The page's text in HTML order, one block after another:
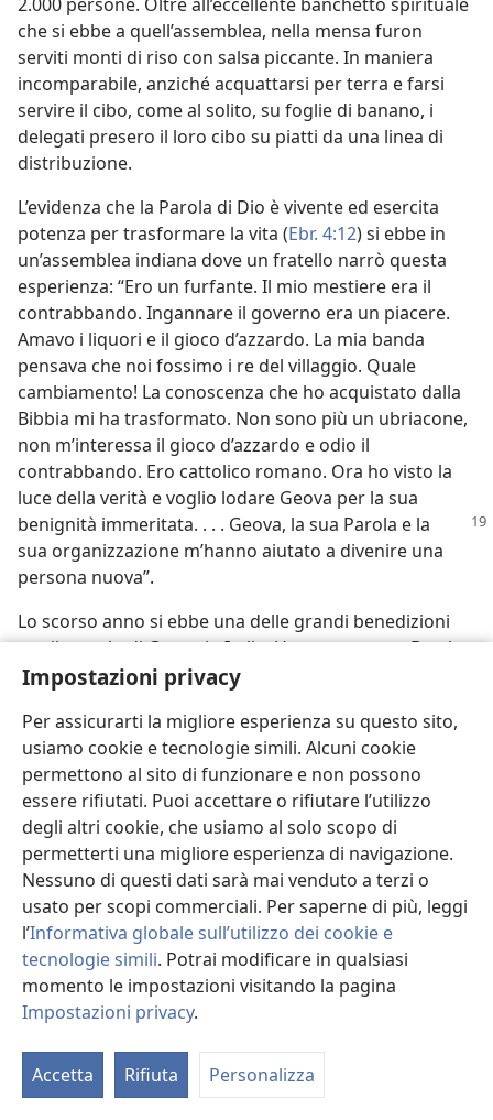
Impostazioni privacy
Per assicurarti la migliore esperienza su questo sito,
usiamo cookie e tecnologie simili. Alcuni cookie
permettono al sito di funzionare e non possono
essere rifiutati. Puoi accettare o rifiutare l’utilizzo
degli altri cookie, che usiamo al solo scopo di
permetterti una migliore esperienza di navigazione.
Nessuno di questi dati sarà mai venduto a terzi o
usato per scopi commerciali. Per saperne di più, leggi
l’Informativa globale sull’utilizzo dei cookie e
tecnologie simili. Potrai modificare in qualsiasi
momento le impostazioni visitando la pagina
Impostazioni privacy.
Accetta Rifiuta Personalizza
che si ebbe a quell’assemblea, nella mensa furon
serviti monti di riso con salsa piccante. In maniera
incomparabile, anziché acquattarsi per terra e farsi
servire il cibo, come al solito, su foglie di banano, i
delegati presero il loro cibo su piatti da una linea di
distribuzione.
L’evidenza che la Parola di Dio è vivente ed esercita
potenza per trasformare la vita (Ebr. 4:12) si ebbe in
un’assemblea indiana dove un fratello narrò questa
esperienza: “Ero un furfante. Il mio mestiere era il
contrabbando. Ingannare il governo era un piacere.
Amavo i liquori e il gioco d’azzardo. La mia banda
pensava che noi fossimo i re del villaggio. Quale
cambiamento! La conoscenza che ho acquistato dalla
Bibbia mi ha trasformato. Non sono più un ubriacone,
non m’interessa il gioco d’azzardo e odio il
contrabbando. Ero cattolico romano. Ora ho visto la
luce della verità e voglio lodare Geova per la sua
benignità immeritata. . . . Geova, la sua Parola e la
sua organizzazione m’hanno aiutato a divenire una
persona nuova”.
Lo scorso anno si ebbe una delle grandi benedizioni
per il popolo di Geova in Italia. Una nuova casa Betel,
costruita alla periferia di Roma quasi esclusivamente
una visita del fratello Knorr. Tutti quelli che avevano
partecipato al lavoro di costruzione furono invitati ad
assistere, insieme alla famiglia Betel, e 273 persone
gremirono la Sala del Regno dell’edificio. Il giorno
dopo il fratello Knorr parlò a 15.700 presenti nello
Stadio Flaminio di Roma.
Principiando conLa Torre di Guardiadel 1° giugno e
conSvegliatevi!dell’8 giugno, la Società cominciò a far
stampare questi periodici in Italia da una ditta
commerciale. Le riviste sono spedite dai fratelli dalla
nuova sede filiale. I testimoni di Geova italiani sono
Lo scorso anno il nuovo massimo di 25.810